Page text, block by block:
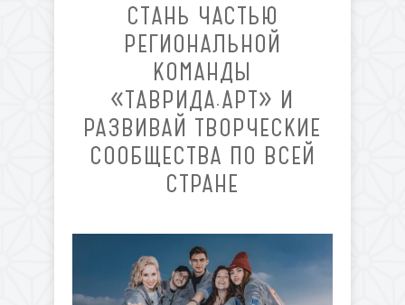
СТАНЬ ЧАСТЬЮ
РЕГИОНАЛЬНОЙ
КОМАНДЫ
«ТАВРИДА.АРТ» И
РАЗВИВАЙ ТВОРЧЕСКИЕ
СООБЩЕСТВА ПО ВСЕЙ
СТРАНЕ